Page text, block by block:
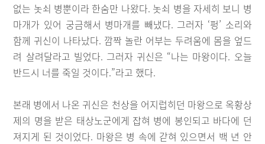
없는 놋쇠 병뿐이라 한숨만 나왔다. 놋쇠 병을 자세히 보니 병
마개가 있어 궁금해서 병마개를 빼냈다. 그러자 ‘펑’ 소리와
함께 귀신이 나타났다. 깜짝 놀란 어부는 두려움에 몸을 엎드
려 살려달라고 빌었다. 그러자 귀신은 “나는 마왕이다. 오늘
반드시 너를 죽일 것이다.”라고 했다.
본래 병에서 나온 귀신은 천상을 어지럽히던 마왕으로 옥황상
제의 명을 받은 태상노군에게 잡혀 병에 봉인되고 바다에 던
져지게 된 것이었다. 마왕은 병 속에 갇혀 있으면서 백 년 안